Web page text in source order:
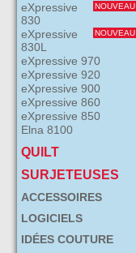
NOUVEAU
eXpressive
830
NOUVEAU
eXpressive
830L
eXpressive 970
eXpressive 920
eXpressive 900
eXpressive 860
eXpressive 850
Elna 8100
QUILT
SURJETEUSES
ACCESSOIRES
LOGICIELS
IDÉES COUTURE